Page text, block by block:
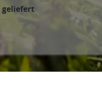
geliefert